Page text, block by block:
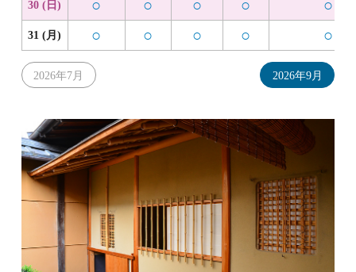
30 (日) ○ ○ ○ ○ ○
31 (月) ○ ○ ○ ○ ○
2026年7月 2026年9月